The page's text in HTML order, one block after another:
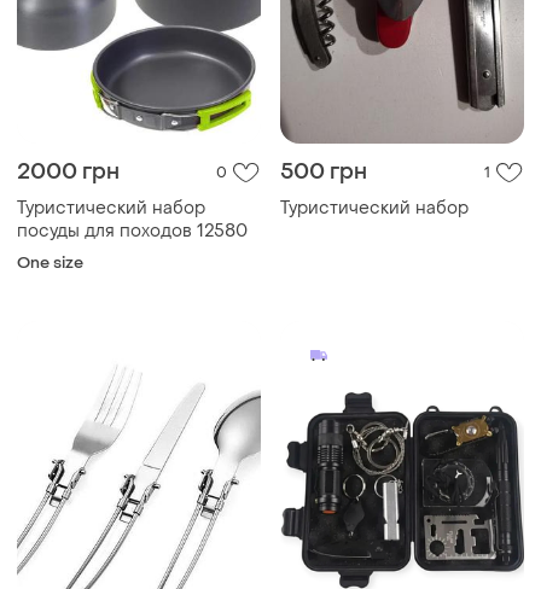
2000 грн 0
Туристический набор
посуды для походов 12580
One size
500 грн 1
Туристический набор